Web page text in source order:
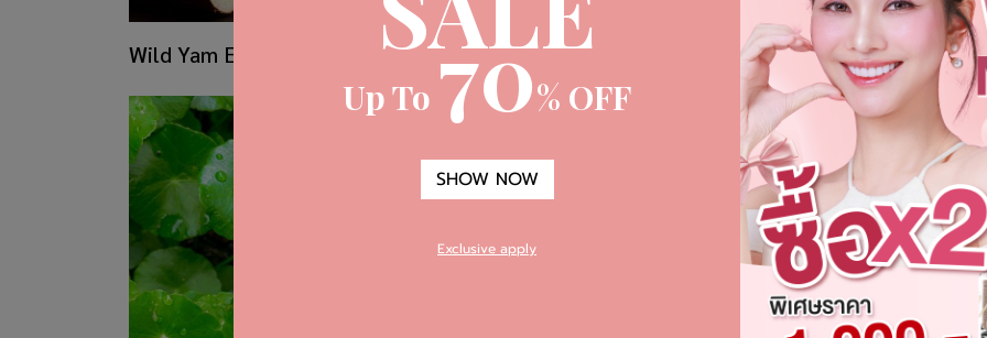
Wild Yam Extract Betaine
Up To 70% OFF
SHOW NOW
Exclusive apply